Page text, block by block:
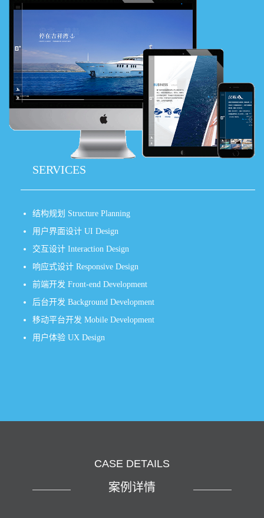
SERVICES
结构规划 Structure Planning
用户界面设计 UI Design
交互设计 Interaction Design
响应式设计 Responsive Design
前端开发 Front-end Development
后台开发 Background Development
移动平台开发 Mobile Development
用户体验 UX Design
CASE DETAILS
案例详情